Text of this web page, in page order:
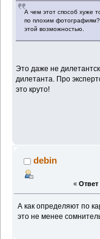
А чем этот способ хуже
по плохим
этой возможностью.
Это даже не
дилетанта. Про
это круто!
debin
« Ответ
А как определяют по
это не менее